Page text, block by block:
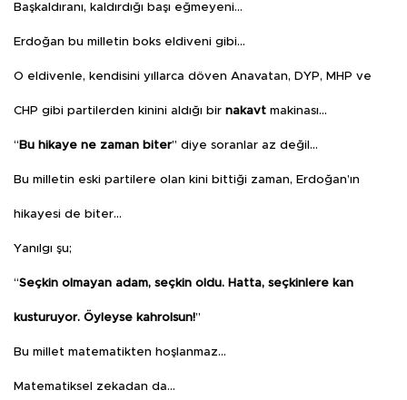
Başkaldıranı, kaldırdığı başı eğmeyeni…
Erdoğan bu milletin boks eldiveni gibi…
O eldivenle, kendisini yıllarca döven Anavatan, DYP, MHP ve
CHP gibi partilerden kinini aldığı bir nakavt makinası…
“ Bu hikaye ne zaman biter” diye soranlar az değil…
Bu milletin eski partilere olan kini bittiği zaman, Erdoğan’ın
hikayesi de biter…
Yanılgı şu;
“Seçkin olmayan adam, seçkin oldu. Hatta, seçkinlere kan
kusturuyor. Öyleyse kahrolsun!”
Bu millet matematikten hoşlanmaz…
Matematiksel zekadan da…